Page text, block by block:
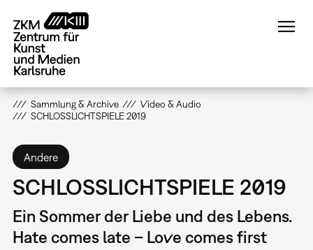
zum
Inhalt
Sammlung & Archive
Video & Audio
SCHLOSSLICHTSPIELE 2019
Andere
SCHLOSSLICHTSPIELE 2019
Ein Sommer der Liebe und des Lebens.
Hate comes late – Love comes first